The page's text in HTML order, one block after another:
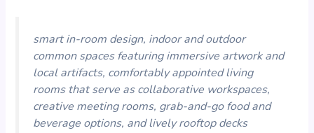
smart in-room design, indoor and outdoor
common spaces featuring immersive artwork and
local artifacts, comfortably appointed living
rooms that serve as collaborative workspaces,
creative meeting rooms, grab-and-go food and
beverage options, and lively rooftop decks